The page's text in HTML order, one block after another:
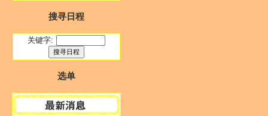
搜寻日程
关键字:
选单